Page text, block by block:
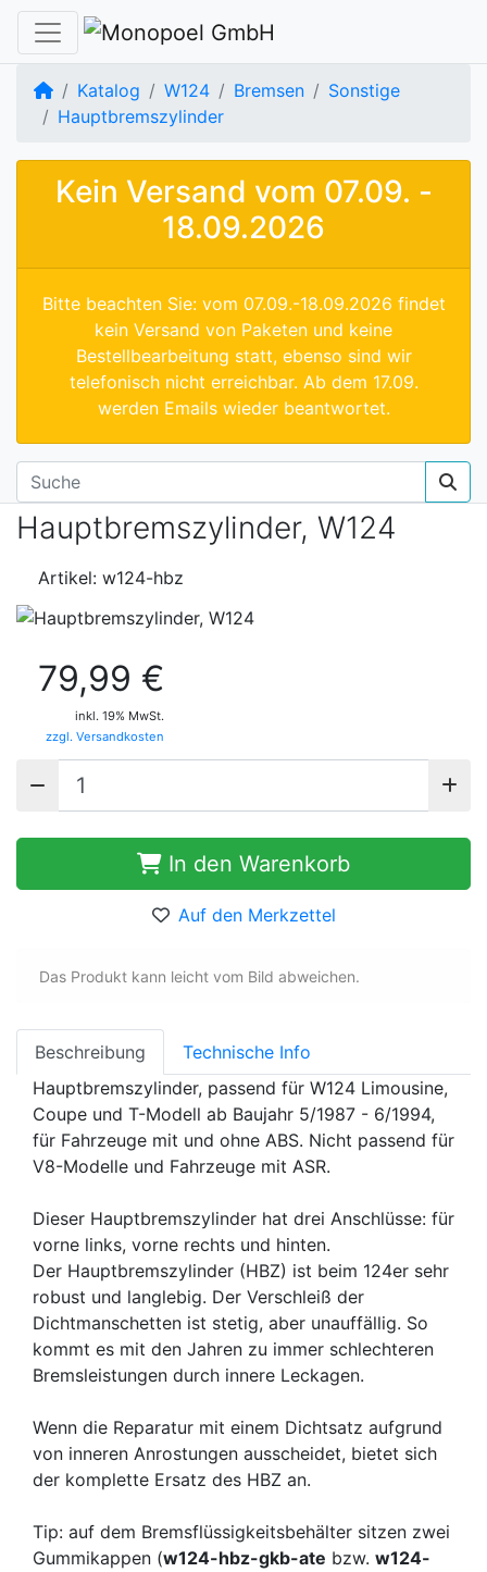
Startseite
Katalog W124 Bremsen
Sonstige
Hauptbremszylinder
Kein Versand vom 07.09. -
18.09.2026
Bitte beachten Sie: vom 07.09.-18.09.2026 findet
kein Versand von Paketen und keine
Bestellbearbeitung statt, ebenso sind wir
telefonisch nicht erreichbar. Ab dem 17.09.
werden Emails wieder beantwortet.
Hauptbremszylinder, W124
Artikel: w124-hbz
79,99 €
inkl. 19% MwSt.
zzgl. Versandkosten
In den Warenkorb
Auf den Merkzettel
Das Produkt kann leicht vom Bild abweichen.
Beschreibung
Technische Info
Hauptbremszylinder, passend für W124 Limousine,
Coupe und T-Modell ab Baujahr 5/1987 - 6/1994,
für Fahrzeuge mit und ohne ABS. Nicht passend für
V8-Modelle und Fahrzeuge mit ASR.
Dieser Hauptbremszylinder hat drei Anschlüsse: für
vorne links, vorne rechts und hinten.
Der Hauptbremszylinder (HBZ) ist beim 124er sehr
robust und langlebig. Der Verschleiß der
Dichtmanschetten ist stetig, aber unauffällig. So
kommt es mit den Jahren zu immer schlechteren
Bremsleistungen durch innere Leckagen.
Wenn die Reparatur mit einem Dichtsatz aufgrund
von inneren Anrostungen ausscheidet, bietet sich
der komplette Ersatz des HBZ an.
Tip: auf dem Bremsflüssigkeitsbehälter sitzen zwei
Gummikappen (w124-hbz-gkb-ate bzw. w124-